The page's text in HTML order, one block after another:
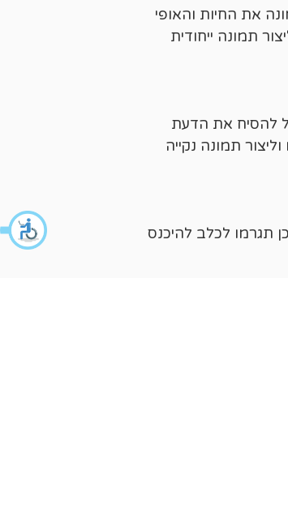
את החיות והאופי
תמונה ייחודית
להסיח את הדעת
תמונה נקייה
תגרמו לכלב להיכנס